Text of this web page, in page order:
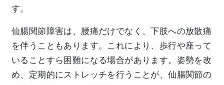
す。
仙腸関節障害は、腰痛だけでなく、下肢への放散痛
を伴うこともあります。これにより、歩行や座って
いることすら困難になる場合があります。姿勢を改
め、定期的にストレッチを行うことが、仙腸関節の